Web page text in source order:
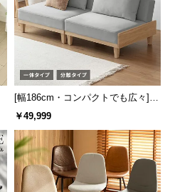
[幅186cm・コンパクトでも広々] 3
人掛けソファベッド リクライニン
グ 天然木フレーム 北欧
￥49,999